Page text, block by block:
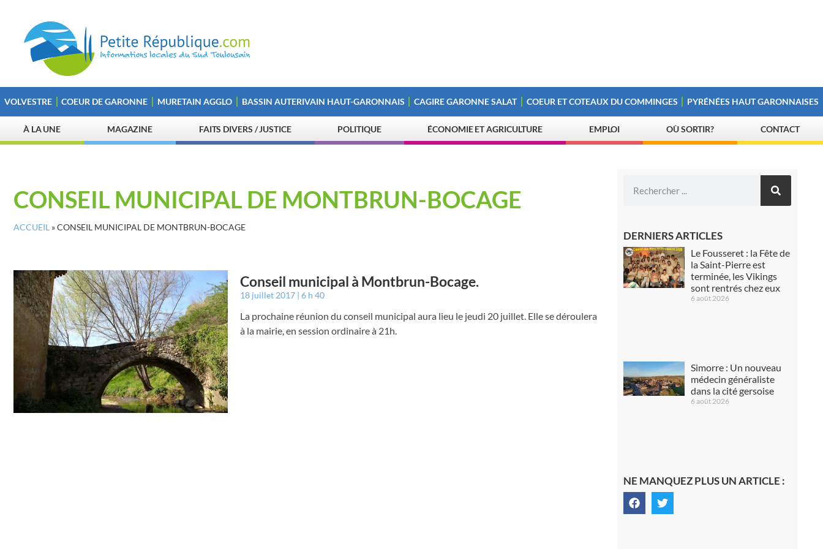
VOLVESTRE COEUR DE GARONNE MURETAIN AGGLO BASSIN AUTERIVAIN HAUT-GARONNAIS CAGIRE GARONNE SALAT COEUR ET COTEAUX DU COMMINGES PYRÉNÉES HAUT GARONNAISES
À LA UNE MAGAZINE FAITS DIVERS / JUSTICE POLITIQUE ÉCONOMIE ET AGRICULTURE EMPLOI OÙ SORTIR? CONTACT
CONSEIL MUNICIPAL DE MONTBRUN-BOCAGE
ACCUEIL »CONSEIL MUNICIPAL DE MONTBRUN-BOCAGE
Conseil municipal à Montbrun-Bocage.
18 juillet 2017 6 h 40
La prochaine réunion du conseil municipal aura lieu le jeudi 20 juillet. Elle se déroulera
à la mairie, en session ordinaire à 21h.
DERNIERS ARTICLES
Le Fousseret : la Fête de
la Saint-Pierre est
terminée, les Vikings
sont rentrés chez eux
6 août 2026
Simorre : Un nouveau
médecin généraliste
dans la cité gersoise
6 août 2026
NE MANQUEZ PLUS UN ARTICLE :